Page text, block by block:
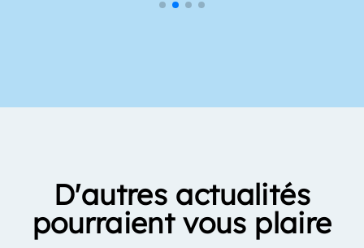
D'autres actualités
pourraient vous plaire